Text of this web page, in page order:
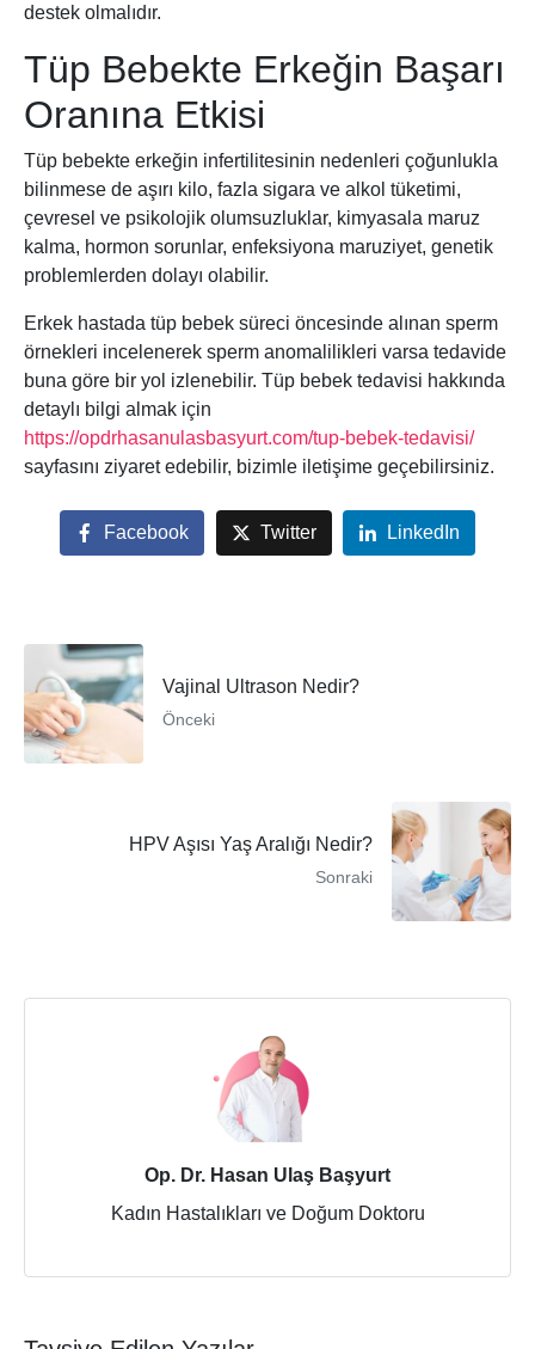
destek olmalıdır.
Tüp Bebekte Erkeğin Başarı
Oranına Etkisi
Tüp bebekte erkeğin infertilitesinin nedenleri çoğunlukla
bilinmese de aşırı kilo, fazla sigara ve alkol tüketimi,
çevresel ve psikolojik olumsuzluklar, kimyasala maruz
kalma, hormon sorunlar, enfeksiyona maruziyet, genetik
problemlerden dolayı olabilir.
Erkek hastada tüp bebek süreci öncesinde alınan sperm
örnekleri incelenerek sperm anomalilikleri varsa tedavide
buna göre bir yol izlenebilir. Tüp bebek tedavisi hakkında
detaylı bilgi almak için
https://opdrhasanulasbasyurt.com/tup-bebek-tedavisi/
sayfasını ziyaret edebilir, bizimle iletişime geçebilirsiniz.
Facebook Twitter LinkedIn
Vajinal Ultrason Nedir?
Önceki
HPV Aşısı Yaş Aralığı Nedir?
Sonraki
Op. Dr. Hasan Ulaş Başyurt
Kadın Hastalıkları ve Doğum Doktoru